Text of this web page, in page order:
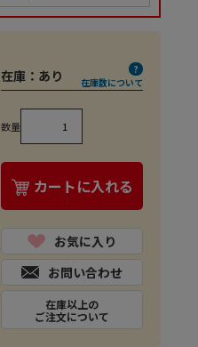
在庫： あり 在庫数について
数量
カートに入れる
お気に入り
お問い合わせ
在庫以上の
ご注文について